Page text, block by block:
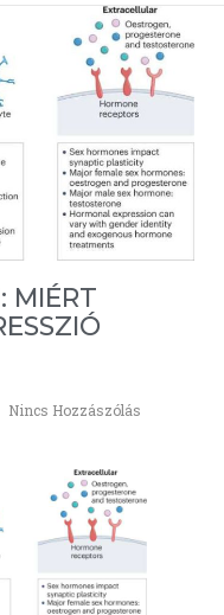
MIÉRT
Nincs Hozzászólás